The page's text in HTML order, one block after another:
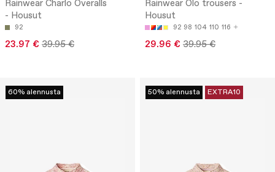
Rainwear Charlo Overalls
- Housut
92
23.97 € 39.95 €
Rainwear Olo trousers -
Housut
92 98 104 110 116
29.96 € 39.95 €
60% alennusta 50% alennusta EXTRA10